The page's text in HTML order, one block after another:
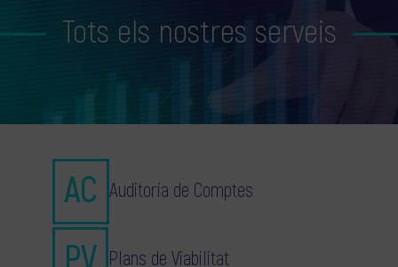
Tots els nostres serveis
Auditoria de Comptes
Plans de Viabilitat